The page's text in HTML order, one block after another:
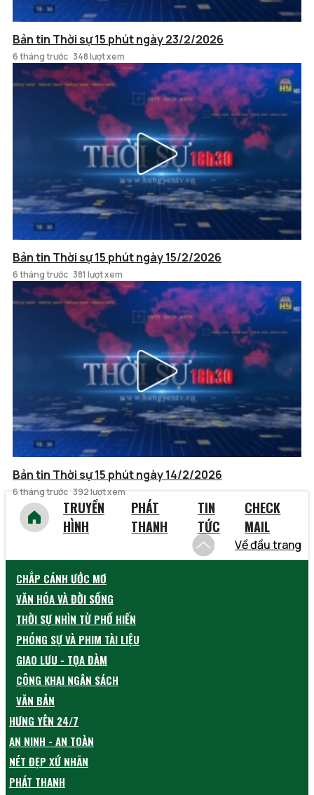
Bản tin Thời sự 15 phút ngày 23/2/2026
6 tháng trước 348 lượt xem
Bản tin Thời sự 15 phút ngày 15/2/2026
6 tháng trước 381 lượt xem
Bản tin Thời sự 15 phút ngày 14/2/2026
6 tháng trước 392 lượt xem
TRUYỀN
HÌNH
PHÁT
THANH
TIN
TỨC
CHECK
MAIL
Về đầu trang
CHẮP CÁNH ƯỚC MƠ
VĂN HÓA VÀ ĐỜI SỐNG
THỜI SỰ NHÌN TỪ PHỐ HIẾN
PHÓNG SỰ VÀ PHIM TÀI LIỆU
GIAO LƯU - TỌA ĐÀM
CÔNG KHAI NGÂN SÁCH
VĂN BẢN
HƯNG YÊN 24/7
AN NINH - AN TOÀN
NÉT ĐẸP XỨ NHÃN
PHÁT THANH